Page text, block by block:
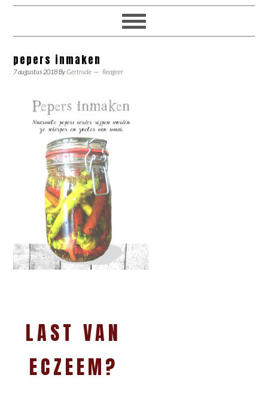
pepers inmaken
7 augustus 2018ByGertrude Reageer
LAST VAN
ECZEEM?